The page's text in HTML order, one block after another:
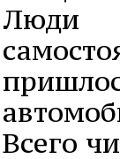
Люди
Всего